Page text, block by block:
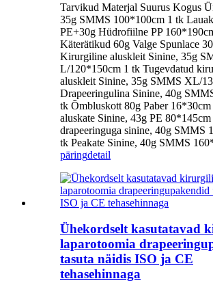
Tarvikud Materjal Suurus Kogus
35g SMMS 100*100cm 1 tk
PE+30g Hüdrofiilne PP
Käterätikud 60g Valge Spunlace
Kirurgiline aluskleit Sinine, 35g
L/120*150cm 1 tk Tugevdatud
aluskleit Sinine, 35g SMMS XL/
Drapeeringulina Sinine, 40g
tk Õmbluskott 80g Paber
aluskate Sinine, 43g PE
drapeeringuga sinine, 40g SMMS
tk Peakate Sinine, 40g SMMS
päringdetail
Ühekordselt kasutatavad
laparotoomia
tasuta näidis ISO ja CE
tehasehinnaga